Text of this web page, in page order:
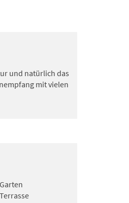
und natürlich das
mit vielen
Garten
Terrasse